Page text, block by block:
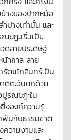
างของปากหม้อ
ปางเท่านั้น และ
ฆฏะเริ่มเป็น
ดลายประดิษฐ์
ากาล ลาย
ตนโกสินทร์เป็น
ติตะวันตกด้วย
ปูรณฆฏะใน
งองค์ความรู้
พันกับธรรมชาติ
วามงามและ